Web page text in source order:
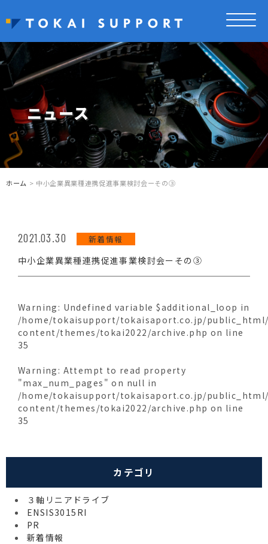
ニュース
ホーム > 中小企業異業種連携促進事業検討会ーその③
2021.03.30 新着情報
中小企業異業種連携促進事業検討会ーその③
Warning : Undefined variable $additional_loop in
/home/tokaisupport/tokaisaport.co.jp/
content/themes/tokai2022/archive.php on line
35
Warning : Attempt to read property
"max_num_pages" on null in
/home/tokaisupport/tokaisaport.co.jp/
content/themes/tokai2022/archive.php on line
35
カテゴリ
３軸リニアドライブ
ENSIS3015RI
PR
新着情報